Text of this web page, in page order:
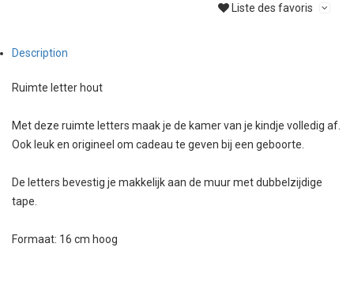
Liste des favoris
Description
Ruimte letter hout
Met deze ruimte letters maak je de kamer van je kindje volledig af.
Ook leuk en origineel om cadeau te geven bij een geboorte.
De letters bevestig je makkelijk aan de muur met dubbelzijdige
tape.
Formaat: 16 cm hoog